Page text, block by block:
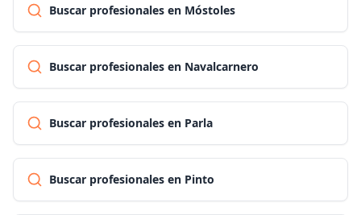
Buscar profesionales en Móstoles
Buscar profesionales en Navalcarnero
Buscar profesionales en Parla
Buscar profesionales en Pinto